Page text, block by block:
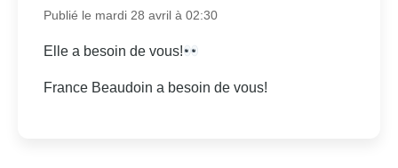
Publié le mardi 28 avril à 02:30
Elle a besoin de vous!
France Beaudoin a besoin de vous!